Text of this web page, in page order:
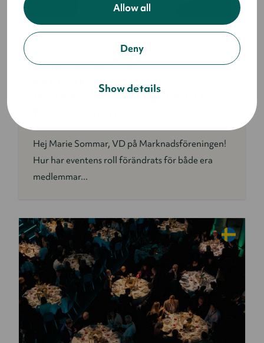
Allow all
Deny
Show details
EVENTS
Vi tar pulsen på
eventbranschen -
Marknadsföreningens VD
Hej Marie Sommar, VD på Marknadsföreningen!
Hur har eventens roll förändrats för både era
medlemmar...